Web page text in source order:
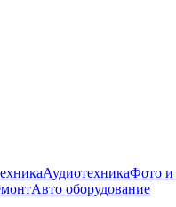
АудиотехникаФото и
Авто оборудование